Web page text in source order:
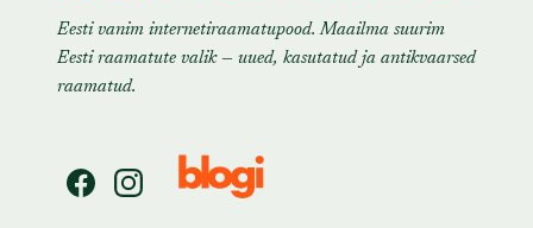
Eesti vanim internetiraamatupood. Maailma suurim
Eesti raamatute valik — uued, kasutatud ja antikvaarsed
raamatud.